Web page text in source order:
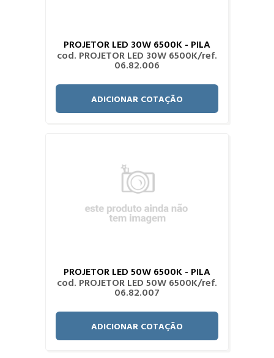
PROJETOR LED 30W 6500K - PILA
cod. PROJETOR LED 30W 6500K/ref.
06.82.006
ADICIONAR COTAÇÃO
PROJETOR LED 50W 6500K - PILA
cod. PROJETOR LED 50W 6500K/ref.
06.82.007
ADICIONAR COTAÇÃO